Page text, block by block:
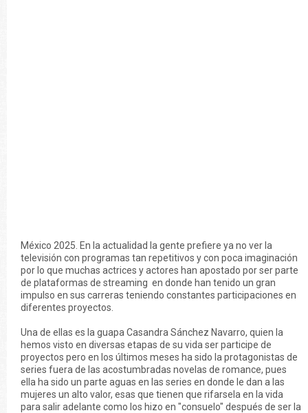
México 2025. En la actualidad la gente prefiere ya no ver la
televisión con programas tan repetitivos y con poca imaginación
por lo que muchas actrices y actores han apostado por ser parte
de plataformas de streaming en donde han tenido un gran
impulso en sus carreras teniendo constantes participaciones en
diferentes proyectos.
Una de ellas es la guapa Casandra Sánchez Navarro, quien la
hemos visto en diversas etapas de su vida ser participe de
proyectos pero en los últimos meses ha sido la protagonistas de
series fuera de las acostumbradas novelas de romance, pues
ella ha sido un parte aguas en las series en donde le dan a las
mujeres un alto valor, esas que tienen que rifarsela en la vida
para salir adelante como los hizo en "consuelo" después de ser la